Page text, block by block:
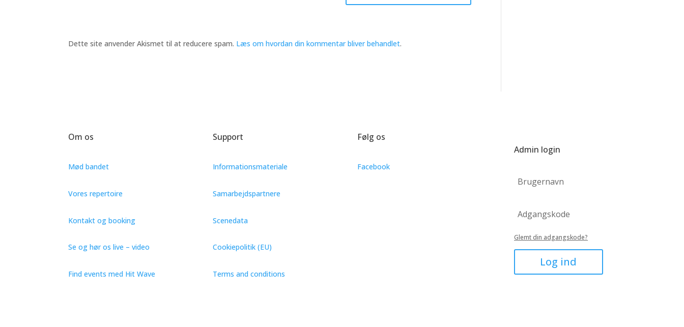
Dette site anvender Akismet til at reducere spam. Læs om hvordan din kommentar bliver behandlet.
Om os
Mød bandet
Vores repertoire
Kontakt og booking
Se og hør os live – video
Find events med Hit Wave
Support
Informationsmateriale
Samarbejdspartnere
Scenedata
Cookiepolitik (EU)
Terms and conditions
Følg os
Facebook
Admin login
Glemt din adgangskode?
Log ind